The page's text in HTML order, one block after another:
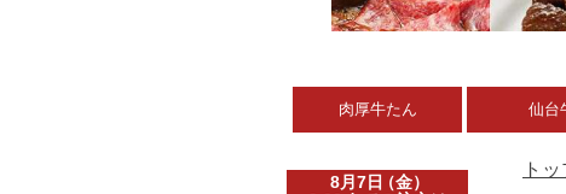
肉厚牛たん 仙台
ト